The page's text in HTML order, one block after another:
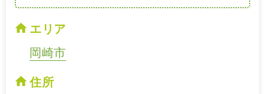
エリア
岡崎市
住所